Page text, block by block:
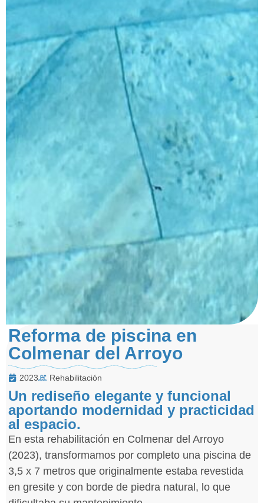
Reforma de piscina en
Colmenar del Arroyo
2023 Rehabilitación
Un rediseño elegante y funcional
aportando modernidad y practicidad
al espacio.
En esta rehabilitación en Colmenar del Arroyo
(2023), transformamos por completo una piscina de
3,5 x 7 metros que originalmente estaba revestida
en gresite y con borde de piedra natural, lo que